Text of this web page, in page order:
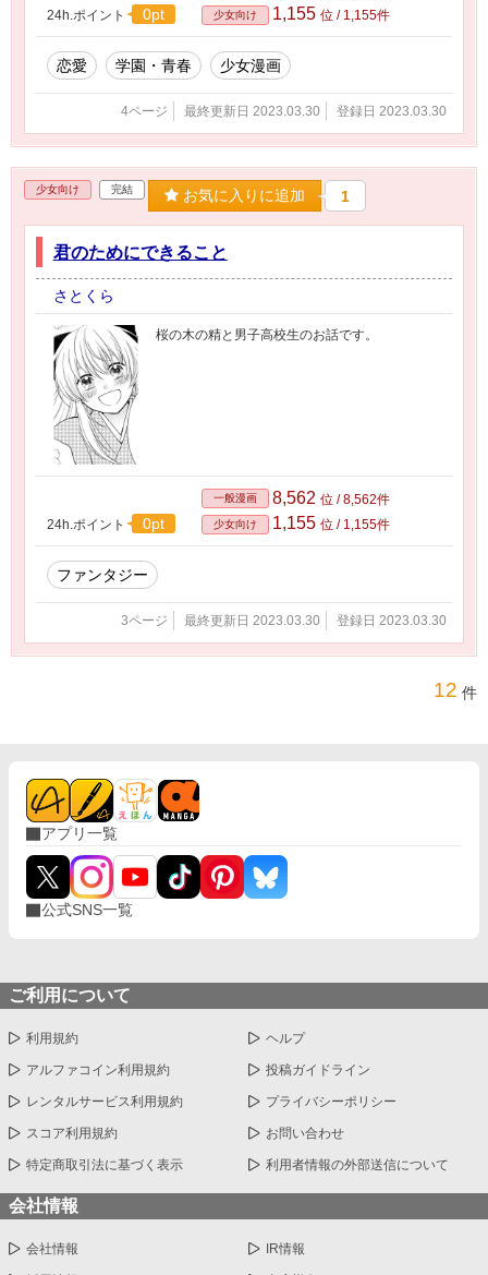
24h.ポイント 0pt 少女向け 1,155 位 / 1,155件
恋愛 学園・青春 少女漫画
4ページ 最終更新日 2023.03.30 登録日 2023.03.30
少女向け 完結 お気に入りに追加 1
君のためにできること
さとくら
桜の木の精と男子高校生のお話です。
24h.ポイント 0pt
一般漫画 8,562 位 / 8,562件
少女向け 1,155 位 / 1,155件
ファンタジー
3ページ 最終更新日 2023.03.30 登録日 2023.03.30
12 件
アプリ一覧
公式SNS一覧
ご利用について
利用規約 ヘルプ
アルファコイン利用規約 投稿ガイドライン
レンタルサービス利用規約 プライバシーポリシー
スコア利用規約 お問い合わせ
特定商取引法に基づく表示 利用者情報の外部送信について
会社情報
会社情報 IR情報